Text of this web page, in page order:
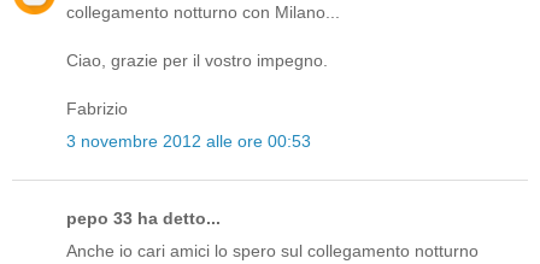
collegamento notturno con Milano...
Ciao, grazie per il vostro impegno.
Fabrizio
3 novembre 2012 alle ore 00:53
pepo 33 ha detto...
Anche io cari amici lo spero sul collegamento notturno